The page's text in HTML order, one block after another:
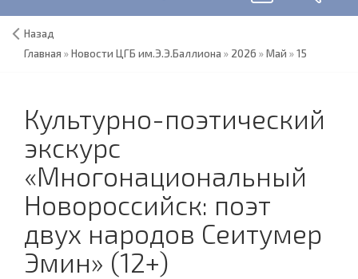
Назад
Главная »Новости ЦГБ им.Э.Э.Баллиона » 2026 »Май »15
Культурно-поэтический
экскурс
«Многонациональный
Новороссийск: поэт
двух народов Сеитумер
Эмин» (12+)